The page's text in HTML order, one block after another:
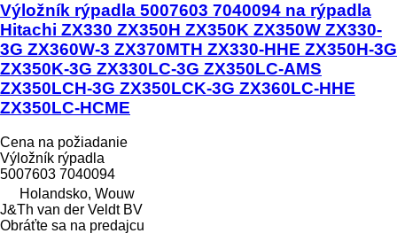
Výložník rýpadla 5007603 7040094 na rýpadla
Hitachi ZX330 ZX350H ZX350K ZX350W ZX330-
3G ZX360W-3 ZX370MTH ZX330-HHE ZX350H-3G
ZX350K-3G ZX330LC-3G ZX350LC-AMS
ZX350LCH-3G ZX350LCK-3G ZX360LC-HHE
ZX350LC-HCME
Cena na požiadanie
Výložník rýpadla
5007603 7040094
Holandsko, Wouw
J&Th van der Veldt BV
Obráťte sa na predajcu